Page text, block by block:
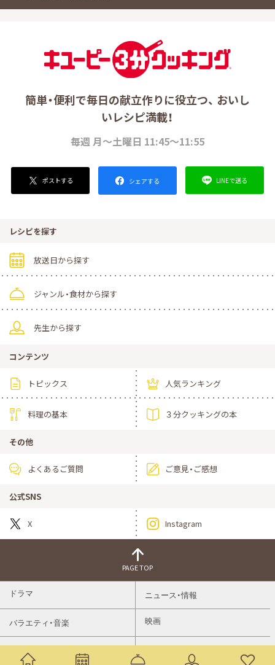
簡単・便利で毎日の献立作りに役立つ、 おいし
いレシピ満載！
毎週 月～土曜日 11:45～11:55
ポストする シェアする LINEで送る
レシピを探す
放送日から探す
ジャンル・食材から探す
先生から探す
コンテンツ
トピックス 人気ランキング
料理の基本 ３分クッキングの本
その他
よくあるご質問 ご意見・ご感想
公式SNS
X Instagram
PAGE TOP
ドラマ ニュース・情報
バラエティ・音楽 映画
スポーツ アニメ